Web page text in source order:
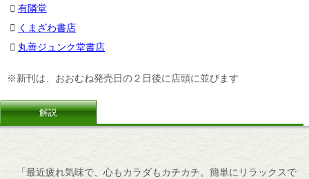
有隣堂
くまざわ書店
丸善ジュンク堂書店
※新刊は、おおむね発売日の２日後に店頭に並びます
解説
「最近疲れ気味で、心もカラダもカチカチ。簡単にリラックスで